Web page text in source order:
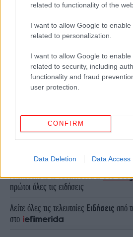
related to functionality of the
I want to allow Google to enable
related to personalization.
I want to allow Google to enable
related to security, including
functionality and fraud
user protection.
CONFIRM
Data Deletion Data Access
ΠΕΡΙΣΣΟΤΕΡΑ ΒΙΝΤΕΟ
Ακολουθήστε το στο
πρώτοι όλες τις ειδήσεις
Δείτε όλες τις τελευταίες Ειδήσεις από
στο